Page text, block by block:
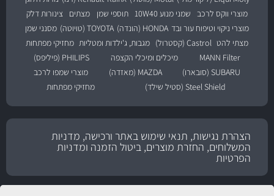
מוצרי ווקס לרכב
שמני מנוע 10W40 תוספי שמן מצתים
צינורות דלק
מוצרי ניקוי וטיפוח עור ובד HONDA (הונדה) TOYOTA (טויוטה)
מסנני שמן
מצתי להט Castrol (קסטרול) מגבות, ג'ילדות ומטליות מחזיקי מפתחות
MANN Filter
מיכלים ומיכלי הקצפה
PHILIPS (פיליפס)
SUBARU (סובארו)
MAZDA (מאזדה)
מוצרי שמפו לרכב
Steel Shield (סטיל שילד)
מחזיקי מפתחות
הצהרת נגישות, תנאי שימוש באתר ורכישה, מדניות
המשלוחים, החזרת מוצרים, ביטול הזמנה ומדניות
הפרטיות